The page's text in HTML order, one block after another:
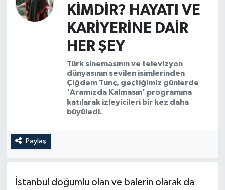
KIMDIR? HAYATI VE
KARIYERINE DAIR
HER ŞEY
Türk sinemasının ve televizyon
dünyasının sevilen isimlerinden
Çiğdem Tunç, geçtiğimiz günlerde
'Aramızda Kalmasın' programına
katılarak izleyicileri bir kez daha
büyüledi.
Paylaş
İstanbul doğumlu olan ve balerin olarak da
MAGAZİN
EKONOMİ
RESMİ İLANLAR
Süper Lig Puan Durumu ve Fikstür
Tüm Manşetler
Son Dakika Haberleri
Haber Arşivi